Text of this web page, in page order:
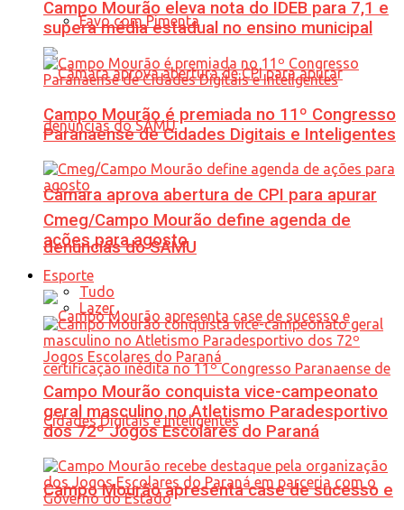
Favo com Pimenta
Câmara aprova abertura de CPI para apurar
denúncias do SAMU
Campo Mourão apresenta case de sucesso e
Campo Mourão eleva nota do IDEB para 7,1 e
supera média estadual no ensino municipal
Campo Mourão é premiada no 11º Congresso
Paranaense de Cidades Digitais e Inteligentes
Cmeg/Campo Mourão define agenda de
ações para agosto
Esporte
Tudo
Lazer
Campo Mourão conquista vice-campeonato
geral masculino no Atletismo Paradesportivo
dos 72º Jogos Escolares do Paraná